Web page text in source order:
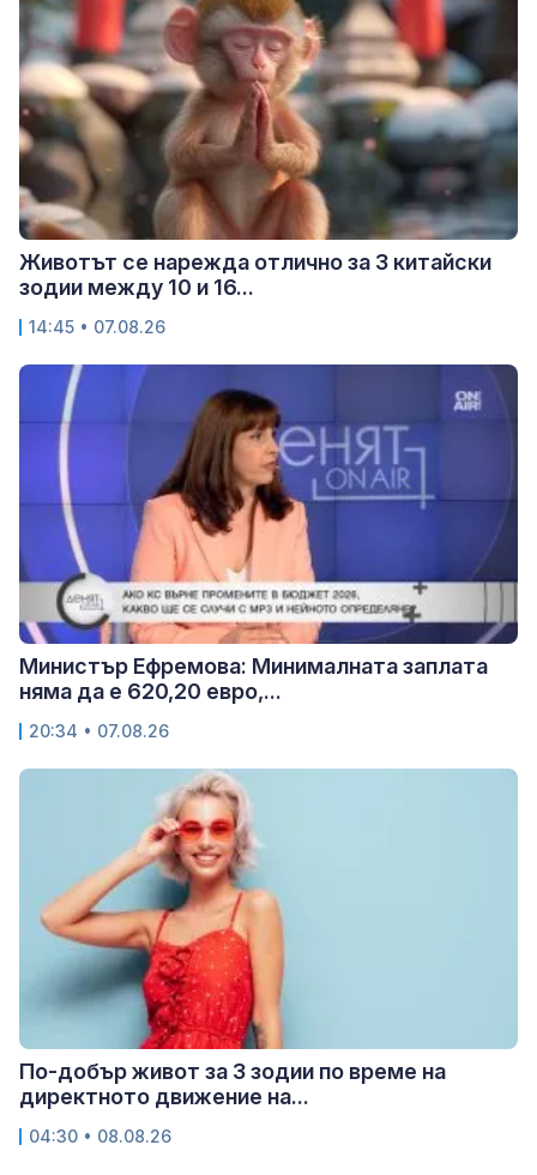
Животът се нарежда отлично за 3 китайски
зодии между 10 и 16...
14:45 • 07.08.26
Министър Ефремова: Минималната заплата
няма да е 620,20 евро,...
20:34 • 07.08.26
По-добър живот за 3 зодии по време на
директното движение на...
04:30 • 08.08.26